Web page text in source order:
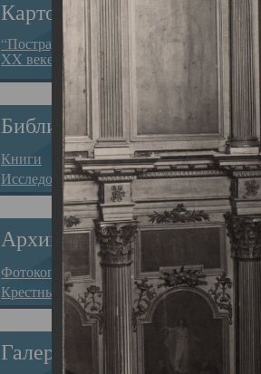
Картотека
“Пострадавшие за веру в
XX веке на Севере”
Библиотека
Книги
Исследования
Архив
Фотокопии дел
Крестные ходы
Галерея